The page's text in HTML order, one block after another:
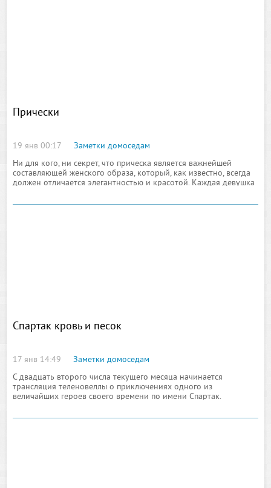
Прически
19 янв 00:17
Заметки домоседам
Ни для кого, ни секрет, что прическа является важнейшей
составляющей женского образа, который, как известно, всегда
должен отличается элегантностью и красотой. Каждая девушка
правильный шампунь
Спартак кровь и песок
17 янв 14:49
Заметки домоседам
С двадцать второго числа текущего месяца начинается
трансляция теленовеллы о приключениях одного из
величайших героев своего времени по имени Спартак.